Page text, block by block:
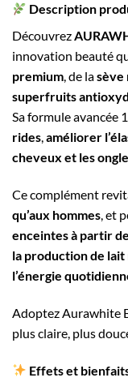
Description
Découvrez
innovation beauté
premium, de lasève
superfruits
Sa formule avancée
rides,améliorer
cheveux et les
Ce complément
qu’aux hommes, et
enceintes à partir
la production de
l’énergie
Adoptez Aurawhite
plus claire, plus
Effets et